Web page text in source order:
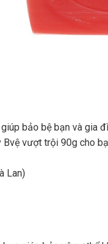
bảo bệ bạn và gia
Bvệ vượt trội 90g cho
Lan)